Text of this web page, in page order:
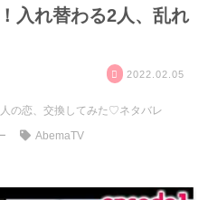
入れ替わる2人、乱れ
2022.02.05
の恋、交換してみた♡ネタバレ
AbemaTV